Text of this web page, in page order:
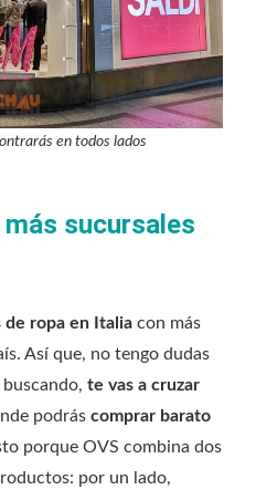
en todos lados
más sucursales
de ropa en Italia con más
Así que, no tengo dudas
te vas a cruzar
podrás comprar barato
porque OVS combina dos
por un lado,